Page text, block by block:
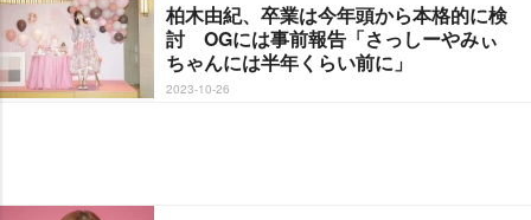
柏木由紀、卒業は今年頭から本格的に検
討 OGには事前報告「さっしーやみぃ
ちゃんには半年くらい前に」
2023-10-26